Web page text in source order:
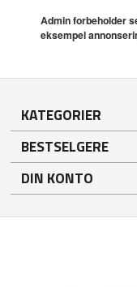
Admin forbeholder
eksempel
KATEGORIER
BESTSELGERE
DIN KONTO